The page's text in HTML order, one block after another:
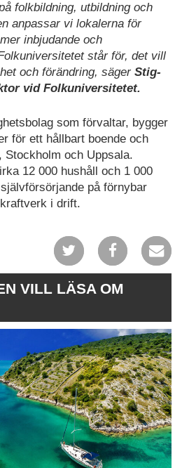
folkbildning, utbildning och
anpassar vi lokalerna för
inbjudande och
står för, det vill
och förändring, säger Stig-
vid Folkuniversitetet.
som förvaltar, bygger
för ett hållbart boende och
Stockholm och Uppsala.
12 000 hushåll och 1 000
på förnybar
i drift.
VILL LÄSA OM